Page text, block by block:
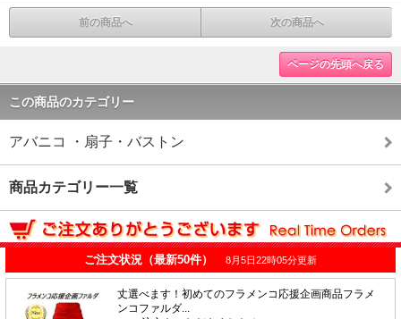
前の商品へ 次の商品へ
ページの先頭へ戻る
この商品のカテゴリー
アバニコ ・扇子・バストン
商品カテゴリー一覧